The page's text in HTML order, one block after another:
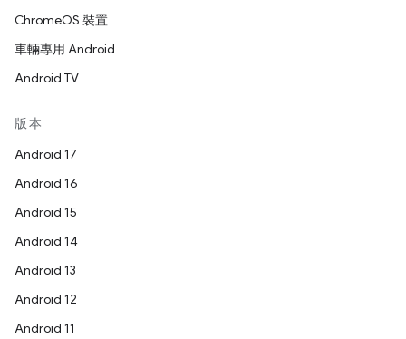
ChromeOS 裝置
車輛專用 Android
Android TV
版本
Android 17
Android 16
Android 15
Android 14
Android 13
Android 12
Android 11